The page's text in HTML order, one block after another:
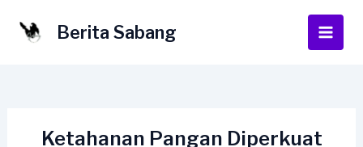
Berita Sabang
Main
Ketahanan Pangan Diperkuat